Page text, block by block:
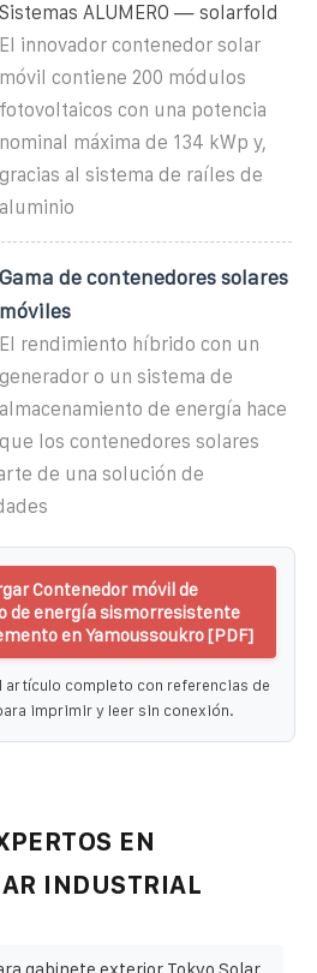
Sistemas ALUMERO — solarfold
El innovador contenedor solar
móvil contiene 200 módulos
fotovoltaicos con una potencia
nominal máxima de 134 kWp y,
gracias al sistema de raíles de
aluminio
Gama de contenedores solares
móviles
El rendimiento híbrido con un
generador o un sistema de
almacenamiento de energía hace
que los contenedores solares
de una solución de
Contenedor móvil de
de energía sismorresistente
en Yamoussoukro [PDF]
artículo completo con referencias de
imprimir y leer sin conexión.
EN
INDUSTRIAL
gabinete exterior Tokyo Solar